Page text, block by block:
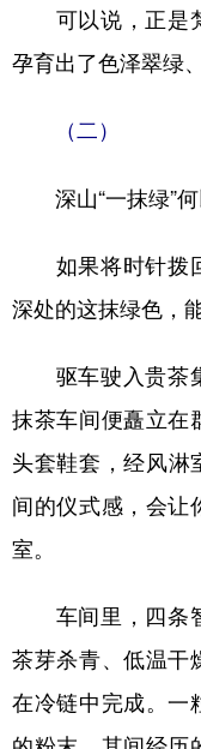
可以说，正是梵
孕育出了色泽翠绿
（二）
深山“一抹绿”何
如果将时针拨
深处的这抹绿色，
驱车驶入贵茶
抹茶车间便矗立在
头套鞋套，经风
间的仪式感，会让
室。
车间里，四条
茶芽杀青、低温干
在冷链中完成。一